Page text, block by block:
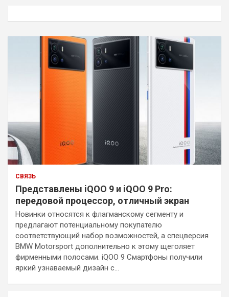
СВЯЗЬ
Представлены iQOO 9 и iQOO 9 Pro:
передовой процессор, отличный экран
Новинки относятся к флагманскому сегменту и
предлагают потенциальному покупателю
соответствующий набор возможностей, а спецверсия
BMW Motorsport дополнительно к этому щеголяет
фирменными полосами. iQOO 9 Смартфоны получили
яркий узнаваемый дизайн с…